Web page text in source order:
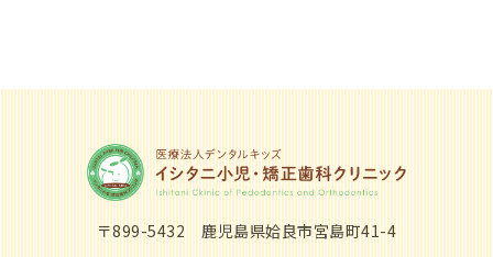
〒899-5432 鹿児島県姶良市宮島町41-4